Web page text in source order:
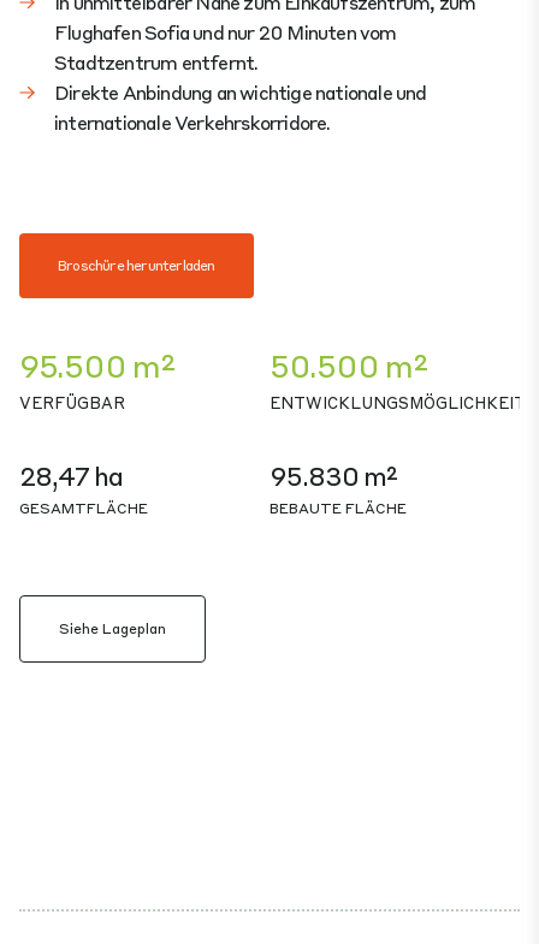
Flughafen Sofia und nur 20 Minuten vom
Stadtzentrum entfernt.
Direkte Anbindung an wichtige nationale und
internationale Verkehrskorridore.
Broschüre herunterladen
95.500 m²
VERFÜGBAR
50.500 m²
ENTWICKLUNGSMÖGLICHKEIT
28,47 ha
GESAMTFLÄCHE
95.830 m²
BEBAUTE FLÄCHE
Siehe Lageplan